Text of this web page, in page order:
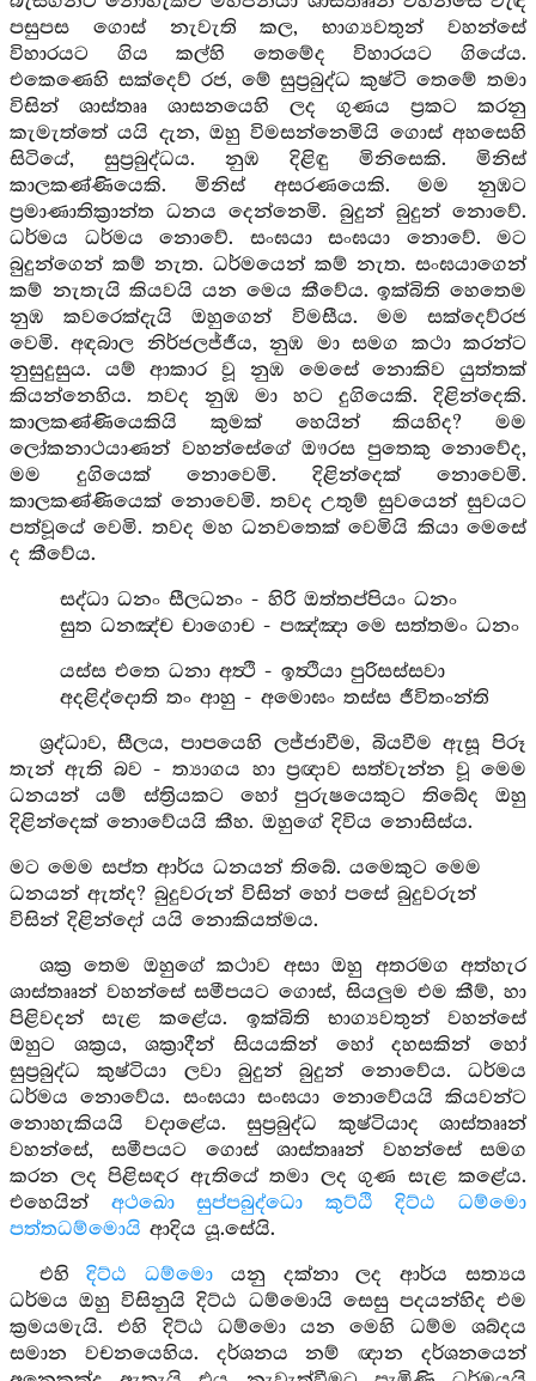
පසුපස ගොස් නැවැති කල, භාග්‍යවතුන් වහන්සේ
විහාරයට ගිය කල්හි තෙමේද විහාරයට ගියේය.
එකෙණෙහි සක්දෙව් රජ, මේ සුප්‍රබුද්ධ කුෂ්ටි තෙමේ තමා
විසින් ශාස්තෲ ශාසනයෙහි ලද ගුණය ප්‍රකට කරනු
කැමැත්තේ යයි දැන, ඔහු විමසන්නෙමියි ගොස් අහසෙහි
සිටියේ, සුප්‍රබුද්ධය. නුඹ දිළිඳු මිනිසෙකි. මිනිස්
කාලකණ්ණියෙකි. මිනිස් අසරණයෙකි. මම නුඹට
ප්‍රමාණාතික්‍රාන්ත ධනය දෙන්නෙමි. බුදුන් බුදුන් නොවේ.
ධර්මය ධර්මය නොවේ. සංඝයා සංඝයා නොවේ. මට
බුදුන්ගෙන් කම් නැත. ධර්මයෙන් කම් නැත. සංඝයාගෙන්
කම් නැතැයි කියවයි යන මෙය කීවේය. ඉක්බිති හෙතෙම
නුඹ කවරෙක්දැයි ඔහුගෙන් විමසීය. මම සක්දෙව්රජ
වෙමි. අඳබාල නිර්ජලජ්ජීය, නුඹ මා සමග කථා කරන්ට
නුසුදුසුය. යම් ආකාර වූ නුඹ මෙසේ නොකිව යුත්තක්
කියන්නෙහිය. තවද නුඹ මා හට දුගියෙකි. දිළින්දෙකි.
කාලකණ්ණියෙකියි කුමක් හෙයින් කියහිද? මම
ලෝකනාථයාණන් වහන්සේගේ ඖරස පුතෙකු නොවේද,
මම දුගියෙක් නොවෙමි. දිළින්දෙක් නොවෙමි.
කාලකණ්ණියෙක් නොවෙමි. තවද උතුම් සුවයෙන් සුවයට
පත්වූයේ වෙමි. තවද මහ ධනවතෙක් වෙමියි කියා මෙසේ
ද කීවේය.
සද්ධා ධනං සීලධනං - හිරි ඔත්තප්පියං ධනං
සුත ධනඤ්ච චාගොච - පඤ්ඤා මෙ සත්තමං ධනං
යස්ස එතෙ ධනා අත්‍ථි - ඉත්‍ථියා පුරිසස්සවා
අදළිද්දොති තං ආහු - අමොඝං තස්ස ජීවිතංන්ති
ශ්‍රද්ධාව, සීලය, පාපයෙහි ලජ්ජාවීම, බියවීම ඇසූ පිරූ
තැන් ඇති බව - ත්‍යාගය හා ප්‍රඥාව සත්වැන්න වූ මෙම
ධනයන් යම් ස්ත්‍රියකට හෝ පුරුෂයෙකුට තිබේද ඔහු
දිළින්දෙක් නොවේයයි කීහ. ඔහුගේ දිවිය නොසිස්ය.
මට මෙම සප්ත ආර්ය ධනයන් තිබේ. යමෙකුට මෙම
ධනයන් ඇත්ද? බුදුවරුන් විසින් හෝ පසේ බුදුවරුන්
විසින් දිළින්දෝ යයි නොකියත්මය.
ශක්‍ර තෙම ඔහුගේ කථාව අසා ඔහු අතරමග අත්හැර
ශාස්තෲන් වහන්සේ සමීපයට ගොස්, සියලුම එම කීම්, හා
පිළිවදන් සැළ කළේය. ඉක්බිති භාග්‍යවතුන් වහන්සේ
ඔහුට ශක්‍රය, ශක්‍රාදීන් සියයකින් හෝ දහසකින් හෝ
සුප්‍රබුද්ධ කුෂ්ටියා ලවා බුදුන් බුදුන් නොවේය. ධර්මය
ධර්මය නොවේය. සංඝයා සංඝයා නොවේයයි කියවන්ට
නොහැකියයි වදාළේය. සුප්‍රබුද්ධ කුෂ්ටියාද ශාස්තෲන්
වහන්සේ, සමීපයට ගොස් ශාස්තෲන් වහන්සේ සමග
කරන ලද පිළිසඳර ඇතියේ තමා ලද ගුණ සැළ කළේය.
එහෙයින් අථඛො සුප්පබුද්ධො කුට්ඨි දිට්ඨ ධම්මො
පත්තධම්මොයි ආදිය යූ.සේයි.
එහිදිට්ඨ ධම්මො යනු දක්නා ලද ආර්ය සත්‍යය
ධර්මය ඔහු විසිනුයි දිට්ඨ ධම්මොයි සෙසු පදයන්හිද එම
ක්‍රමයමැයි. එහි දිට්ඨ ධම්මො යන මෙහි ධම්ම ශබ්දය
සමාන වචනයෙහිය. දර්ශනය නම් ඥාන දර්ශනයෙන්